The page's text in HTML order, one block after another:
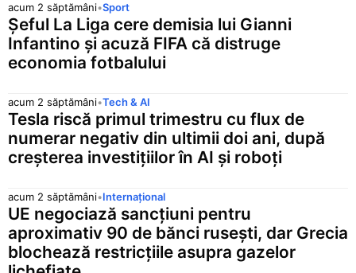
acum 2 săptămâni•Sport
Șeful La Liga cere demisia lui Gianni
Infantino și acuză FIFA că distruge
economia fotbalului
acum 2 săptămâni•Tech & AI
Tesla riscă primul trimestru cu flux de
numerar negativ din ultimii doi ani, după
creșterea investițiilor în AI și roboți
acum 2 săptămâni•Internațional
UE negociază sancțiuni pentru
aproximativ 90 de bănci rusești, dar Grecia
blochează restricțiile asupra gazelor